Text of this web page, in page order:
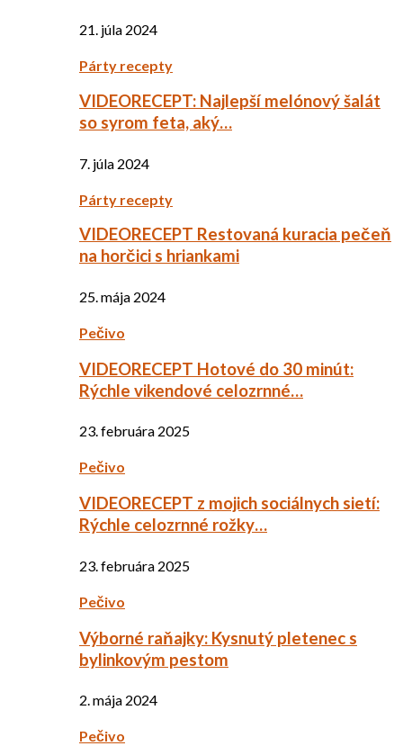
21. júla 2024
Párty recepty
VIDEORECEPT: Najlepší melónový šalát
so syrom feta, aký…
7. júla 2024
Párty recepty
VIDEORECEPT Restovaná kuracia pečeň
na horčici s hriankami
25. mája 2024
Pečivo
VIDEORECEPT Hotové do 30 minút:
Rýchle vikendové celozrnné…
23. februára 2025
Pečivo
VIDEORECEPT z mojich sociálnych sietí:
Rýchle celozrnné rožky…
23. februára 2025
Pečivo
Výborné raňajky: Kysnutý pletenec s
bylinkovým pestom
2. mája 2024
Pečivo